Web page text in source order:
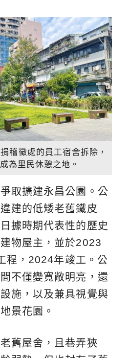
稽徵處的員工宿舍拆除，
為里民休憩之地。
取擴建永昌公園。公
建的低矮老舊鐵皮
據時期代表性的歷史
物屋主，並於2023
程，2024年竣工。公
不僅變寬敞明亮，還
施，以及兼具視覺與
景花園。
舊屋舍，且巷弄狹